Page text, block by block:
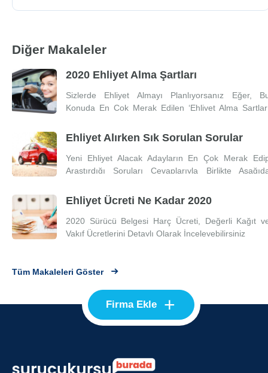
Diğer Makaleler
2020 Ehliyet Alma Şartları
Sizlerde Ehliyet Almayı Planlıyorsanız Eğer,
Konuda En Çok Merak Edilen ‘Ehliyet Alma
İnceleyebilirsiniz.
Ehliyet Alırken Sık Sorulan Sorular
Yeni Ehliyet Alacak Adayların En Çok Merak
Araştırdığı Soruları Cevaplarıyla Birlikte
Ehliyet Ücreti Ne Kadar 2020
2020 Sürücü Belgesi Harç Ücreti, Değerli Kağıt
Vakıf Ücretlerini Detaylı Olarak İnceleyebilirsiniz
Tüm Makaleleri Göster
Firma Ekle +